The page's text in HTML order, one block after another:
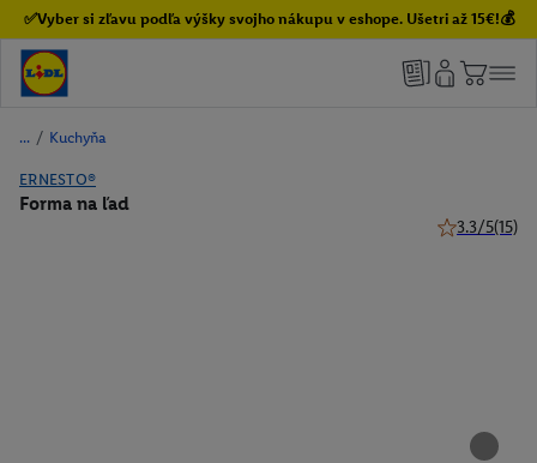
✅Vyber si zľavu podľa výšky svojho nákupu v eshope. Ušetri až 15€!💰
/ Kuchyňa
ERNESTO®
Forma na ľad
3.3/5(15)